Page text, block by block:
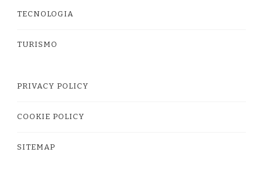
TECNOLOGIA
TURISMO
PRIVACY POLICY
COOKIE POLICY
SITEMAP